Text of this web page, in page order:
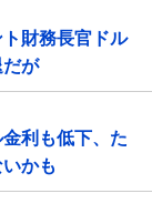
財務長官ドル
だが
利も低下、た
かも